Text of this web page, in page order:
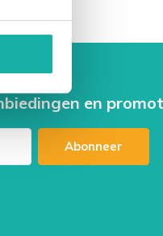
en
Abonneer